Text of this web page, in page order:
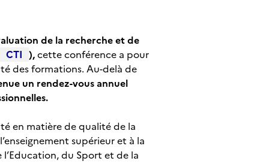
de la recherche et de
CTI ),cette conférence a pour
des formations. Au-delà de
un rendez-vous annuel
en matière de qualité de la
supérieur et à la
du Sport et de la